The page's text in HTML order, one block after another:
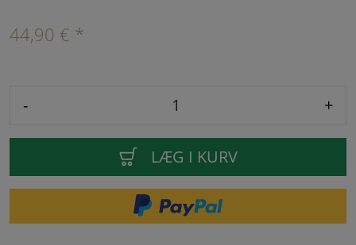
44,90 € *
- +
LÆG I KURV